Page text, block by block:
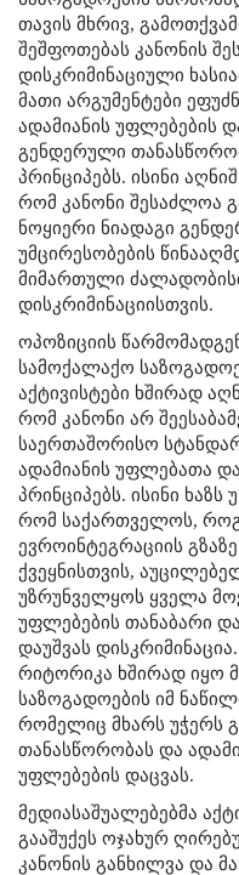
თავის მხრივ,
შეშფოთებას კანონის
დისკრიმინაციული
მათი არგუმენტები
ადამიანის უფლებების
გენდერული
პრინციპებს. ისინი
რომ კანონი შესაძლოა
ნოყიერი ნიადაგი
უმცირესობების
მიმართული
დისკრიმინაციისთვის.
ოპოზიციის
სამოქალაქო
აქტივისტები ხშირად
რომ კანონი არ
საერთაშორისო
ადამიანის უფლებათა
პრინციპებს. ისინი ხაზს
რომ საქართველოს,
ევროინტეგრაციის
ქვეყნისთვის,
უზრუნველყოს ყველა
უფლებების თანაბარი
დაუშვას
რიტორიკა ხშირად იყო
საზოგადოების იმ
რომელიც მხარს უჭერს
თანასწორობას და
უფლებების დაცვას.
მედიასაშუალებებმა
გააშუქეს ოჯახურ
კანონის განხილვა და